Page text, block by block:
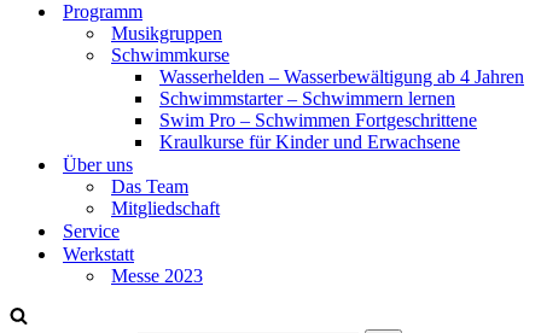
Programm
Musikgruppen
Schwimmkurse
Wasserhelden – Wasserbewältigung ab 4 Jahren
Schwimmstarter – Schwimmern lernen
Swim Pro – Schwimmen Fortgeschrittene
Kraulkurse für Kinder und Erwachsene
Über uns
Das Team
Mitgliedschaft
Service
Werkstatt
Messe 2023